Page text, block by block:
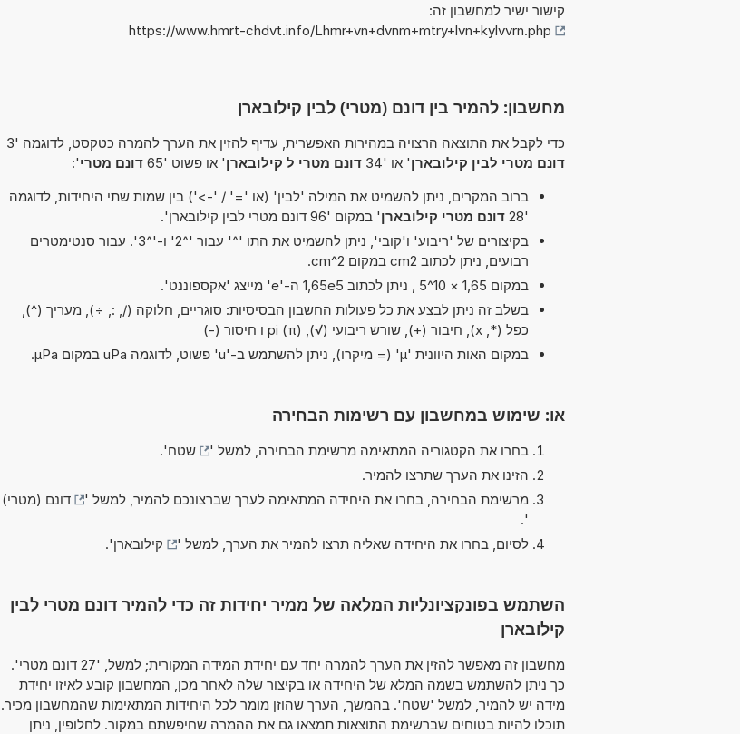
קישור ישיר למחשבון זה:
https://www.hmrt-chdvt.info/Lhmr+vn+dvnm+mtry+lvn+kylvvrn.php
מחשבון: להמיר בין דונם (מטרי) לבין קילובארן
כדי לקבל את התוצאה הרצויה במהירות האפשרית, עדיף להזין את הערך להמרה כטקסט, לדוגמה '3
דונם מטרי לבין קילובארן' או '34 דונם מטרי ל קילובארן' או פשוט '65 דונם מטרי':
ברוב המקרים, ניתן להשמיט את המילה 'לבין' (או '=' / '->') בין שמות שתי היחידות, לדוגמה
'28
דונם מטרי קילובארן' במקום '96 דונם מטרי לבין קילובארן'.
בקיצורים של 'ריבוע' ו'קובי', ניתן להשמיט את התו '^' עבור '^2' ו-'^3'. עבור סנטימטרים
רבועים, ניתן לכתוב cm2 במקום cm^2.
במקום 1,65 × 10^5 , ניתן לכתוב 1,65e5 ה-'e' מייצג 'אקספוננט'.
בשלב זה ניתן לבצע את כל פעולות החשבון הבסיסיות: סוגריים, חלוקה (/, :, ÷), מעריך (^),
כפל (*, x), חיבור (+), שורש ריבועי (√), pi (π) ו חיסור (-)
במקום האות היוונית 'µ' (= מיקרו), ניתן להשתמש ב-'u' פשוט, לדוגמה uPa במקום µPa.
או: שימוש במחשבון עם רשימות הבחירה
בחרו את הקטגוריה המתאימה מרשימת הבחירה, למשל ' שטח'.
הזינו את הערך שתרצו להמיר.
מרשימת הבחירה, בחרו את היחידה המתאימה לערך שברצונכם להמיר, למשל '
דונם (מטרי)
'.
לסיום, בחרו את היחידה שאליה תרצו להמיר את הערך, למשל '
קילובארן'.
השתמש בפונקציונליות המלאה של ממיר יחידות זה כדי להמיר דונם מטרי לבין
קילובארן
מחשבון זה מאפשר להזין את הערך להמרה יחד עם יחידת המידה המקורית; למשל, '27 דונם מטרי'.
כך ניתן להשתמש בשמה המלא של היחידה או בקיצור שלה לאחר מכן, המחשבון קובע לאיזו יחידת
מידה יש להמיר, למשל 'שטח'. בהמשך, הערך שהוזן מומר לכל היחידות המתאימות שהמחשבון מכיר.
תוכלו להיות בטוחים שברשימת התוצאות תמצאו גם את ההמרה שחיפשתם במקור. לחלופין, ניתן